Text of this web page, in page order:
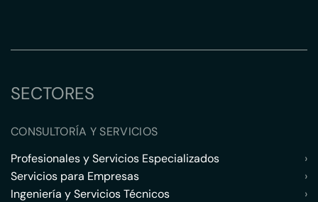
SECTORES
CONSULTORÍA Y SERVICIOS
Profesionales y Servicios Especializados
›
Servicios para Empresas
›
Ingeniería y Servicios Técnicos
›